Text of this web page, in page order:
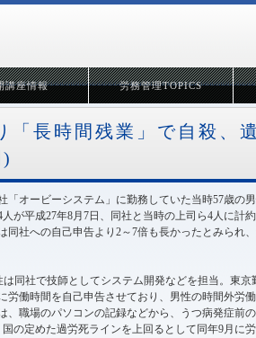
講座情報 労務管理TOPICS
「長時間残業」で自殺、
「オービーシステム」に勤務していた当時57歳の
が平成27年8月7日、同社と当時の上司ら4人に計
同社への自己申告より2～7倍も長かったとみられ
同社で技師としてシステム開発などを担当。東京
労働時間を自己申告させており、男性の時間外労
、職場のパソコンの記録などから、うつ病発症前
国の定めた過労死ラインを上回るとして同年9月に